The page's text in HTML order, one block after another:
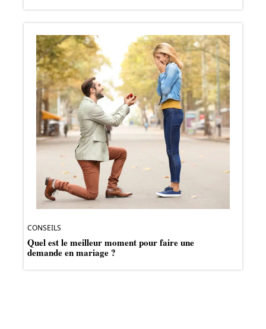
CONSEILS
Quel est le meilleur moment pour faire une
demande en mariage ?